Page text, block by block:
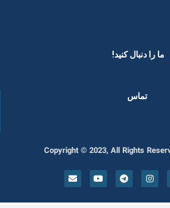
ما را دنبال کنید! ​
تماس